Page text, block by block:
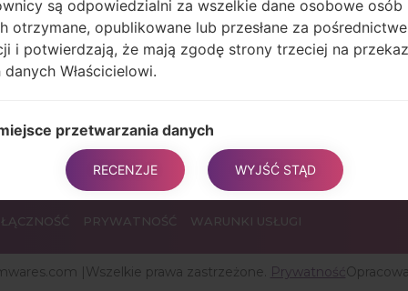
ŁĄCZNOŚĆ PRYWATNOŚĆ WARUNKI USŁUGI
|Wszelkie prawa zastrzeżone. Prywatność
są odpowiedzialni za wszelkie dane osobowe osób
otrzymane, opublikowane lub przesłane za
i potwierdzają, że mają zgodę strony trzeciej na
Właścicielowi.
przetwarzania danych
przetwarzania
podejmuje odpowiednie środki bezpieczeństwa, aby
nieautoryzowanemu dostępowi, ujawnieniu, modyfikacji
zniszczeniu Danych.
z określonymi celami. Oprócz Właściciela, w
RECENZJE WYJŚĆ STĄD